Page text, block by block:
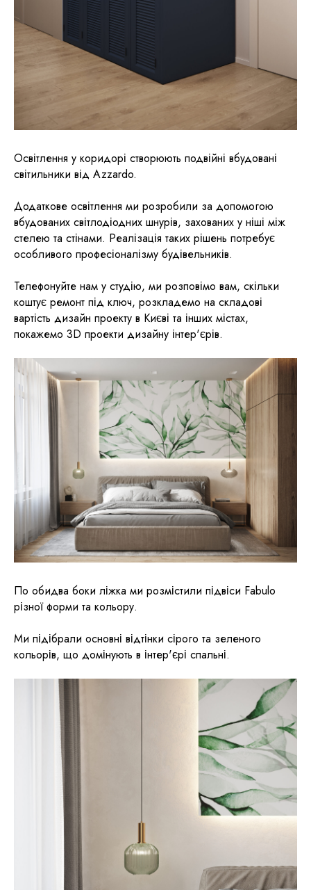
Освітлення у коридорі створюють подвійні вбудовані
світильники від Azzardo.
Додаткове освітлення ми розробили за допомогою
вбудованих світлодіодних шнурів, захованих у ніші між
стелею та стінами. Реалізація таких рішень потребує
особливого професіоналізму будівельників.
Телефонуйте нам у студію, ми розповімо вам, скільки
коштує ремонт під ключ, розкладемо на складові
вартість дизайн проекту в Києві та інших містах,
покажемо 3D проекти дизайну інтер'єрів.
По обидва боки ліжка ми розмістили підвіси Fabulo
різної форми та кольору.
Ми підібрали основні відтінки сірого та зеленого
кольорів, що домінують в інтер'єрі спальні.